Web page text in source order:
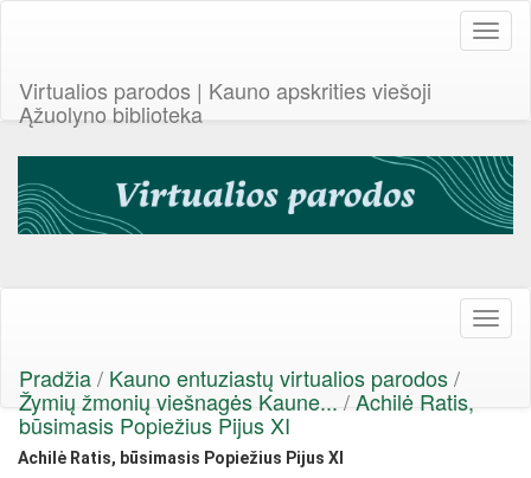
Virtualios parodos | Kauno apskrities viešoji
Ąžuolyno biblioteka
Pradžia/ Kauno entuziastų virtualios parodos/
Žymių žmonių viešnagės Kaune... /Achilė Ratis,
būsimasis Popiežius Pijus XI
Achilė Ratis, būsimasis Popiežius Pijus XI